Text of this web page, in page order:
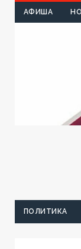
АФИША
ПОЛИТИКА